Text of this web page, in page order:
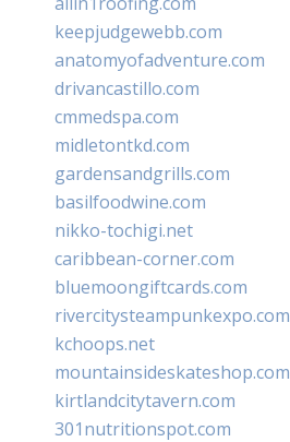
keepjudgewebb.com
anatomyofadventure.com
drivancastillo.com
cmmedspa.com
midletontkd.com
gardensandgrills.com
basilfoodwine.com
nikko-tochigi.net
caribbean-corner.com
bluemoongiftcards.com
rivercitysteampunkexpo.com
kchoops.net
mountainsideskateshop.com
kirtlandcitytavern.com
301nutritionspot.com